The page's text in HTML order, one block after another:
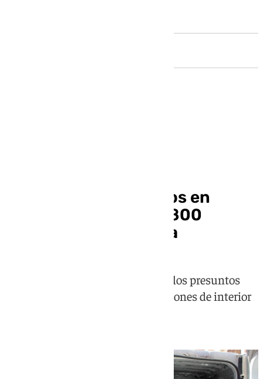
desmantelar tres pisos en
Granada con más de 800
plantas de marihuana
Cuatro hombres y una mujer son los presuntos
responsables de tener las plantaciones de interior